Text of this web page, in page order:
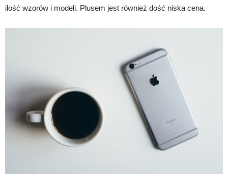
ilość wzorów i modeli. Plusem jest również dość niska cena.